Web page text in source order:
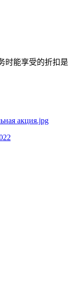
时能享受的折扣是